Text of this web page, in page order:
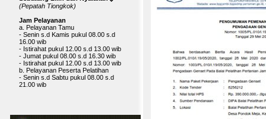
a. Pelayanan Tamu
16.00 wib
- Istirahat pukul 12.00 s.d 13.00 wib
- Jumat pukul 08.00 s.d 16.30 wib
- Istirahat pukul 12.00 s.d 13.00 wib
b. Pelayanan Peserta Pelatihan
- Senin s.d Sabtu pukul 08.00 s.d
21.00 wib